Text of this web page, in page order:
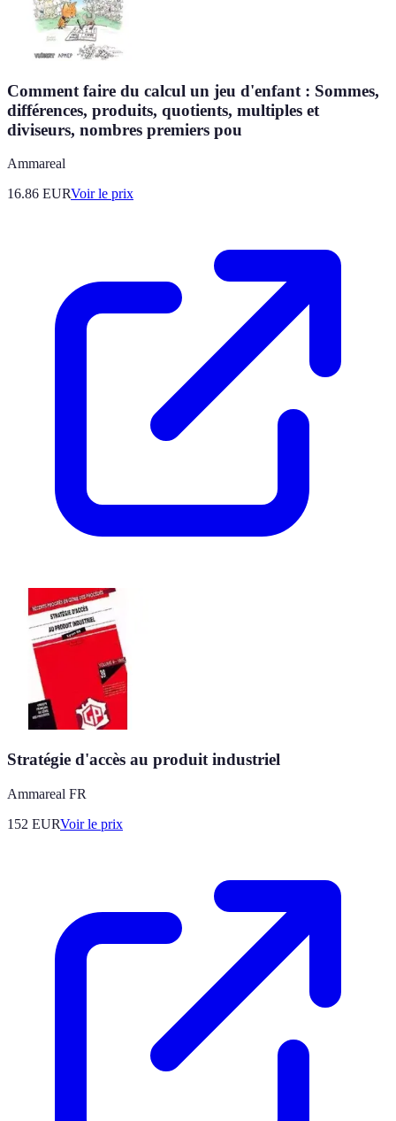
Comment faire du calcul un jeu d'enfant : Sommes,
différences, produits, quotients, multiples et
diviseurs, nombres premiers pou
Ammareal
16.86 EURVoir le prix
Stratégie d'accès au produit industriel
Ammareal FR
152 EURVoir le prix